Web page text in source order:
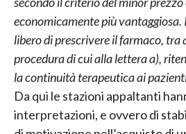
economicamente più vantaggiosa.
libero di prescrivere il farmaco, tra
procedura di cui alla lettera a),
la continuità terapeutica ai
Da qui le stazioni appaltanti
interpretazioni, e ovvero di